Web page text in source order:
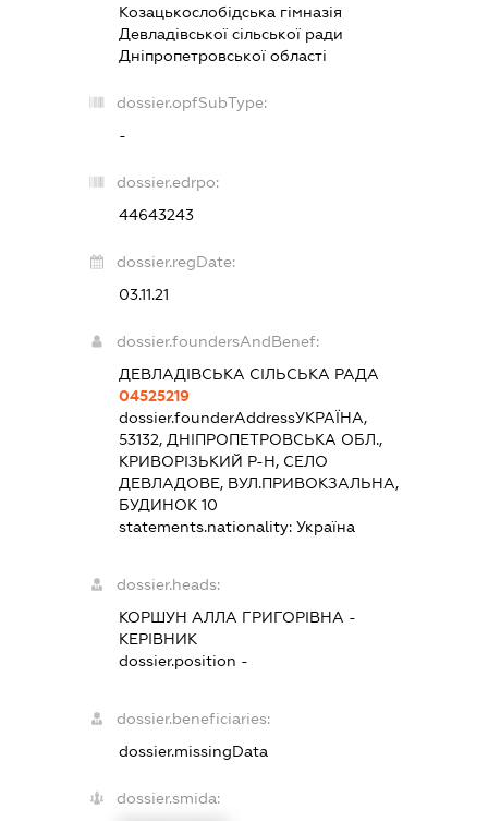
Козацькослобідська гімназія
Девладівської сільської ради
Дніпропетровської області
dossier.opfSubType:
-
dossier.edrpo:
44643243
dossier.regDate:
03.11.21
dossier.foundersAndBenef:
ДЕВЛАДІВСЬКА СІЛЬСЬКА РАДА
04525219
dossier.founderAddressУКРАЇНА,
53132, ДНІПРОПЕТРОВСЬКА ОБЛ.,
КРИВОРІЗЬКИЙ Р-Н, СЕЛО
ДЕВЛАДОВЕ, ВУЛ.ПРИВОКЗАЛЬНА,
БУДИНОК 10
statements.nationality:Україна
dossier.heads:
КОРШУН АЛЛА ГРИГОРІВНА -
КЕРІВНИК
dossier.position -
dossier.beneficiaries:
dossier.missingData
dossier.smida: